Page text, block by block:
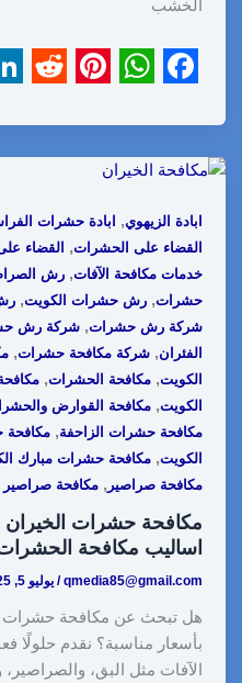
الخشب
a
c
e
b
o
o
k
h
a
s
A
p
p
i
n
t
e
r
e
s
t
e
d
i
t
i
k
e
d
I
n
ابادة الزيهوي, ابادة حشرات
القضاء على الحشرات, القضاء
خدمات مكافحة الآفات,رش
حشرات,رش حشرات الكويت,
شركة رش حشرات,شركة رش
الفئران,شركة مكافحة حشرات,
الكويت,مكافحة الحشرات,
الكويت,مكافحة القوارض
مكافحة حشرات الزاحفة,مكافحة
الكويت,مكافحة حشرات مبارك
مكافحة صراصير ,مكافحة صراصير
اساليب مكافحة
qmedia85@gmail.com
/يوليو 5, 2025
هل تبحث عن مكافحة حشرات
بأسعار مناسبة؟ نقدم حلولًا
الآفات مثل البق، والصراصير،